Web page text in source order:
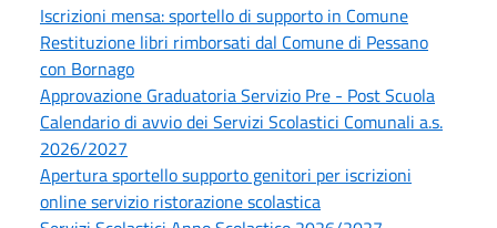
Iscrizioni mensa: sportello di supporto in Comune
Restituzione libri rimborsati dal Comune di Pessano
con Bornago
Approvazione Graduatoria Servizio Pre - Post Scuola
Calendario di avvio dei Servizi Scolastici Comunali a.s.
2026/2027
Apertura sportello supporto genitori per iscrizioni
online servizio ristorazione scolastica